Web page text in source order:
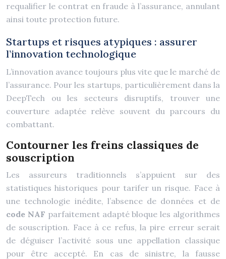
requalifier le contrat en fraude à l’assurance, annulant
ainsi toute protection future.
Startups et risques atypiques : assurer
l’innovation technologique
L’innovation avance toujours plus vite que le marché de
l’assurance. Pour les startups, particulièrement dans la
DeepTech ou les secteurs disruptifs, trouver une
couverture adaptée relève souvent du parcours du
combattant.
Contourner les freins classiques de
souscription
Les assureurs traditionnels s’appuient sur des
statistiques historiques pour tarifer un risque. Face à
une technologie inédite, l’absence de données et de
code NAF parfaitement adapté bloque les algorithmes
de souscription. Face à ce refus, la pire erreur serait
de déguiser l’activité sous une appellation classique
pour être accepté. En cas de sinistre, la fausse